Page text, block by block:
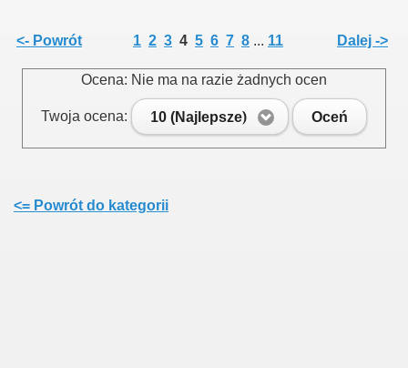
<- Powrót 1 2 3 4 5 6 7 8 ... 11 Dalej ->
Ocena: Nie ma na razie żadnych ocen
Twoja ocena: 10 (Najlepsze) Oceń
<= Powrót do kategorii